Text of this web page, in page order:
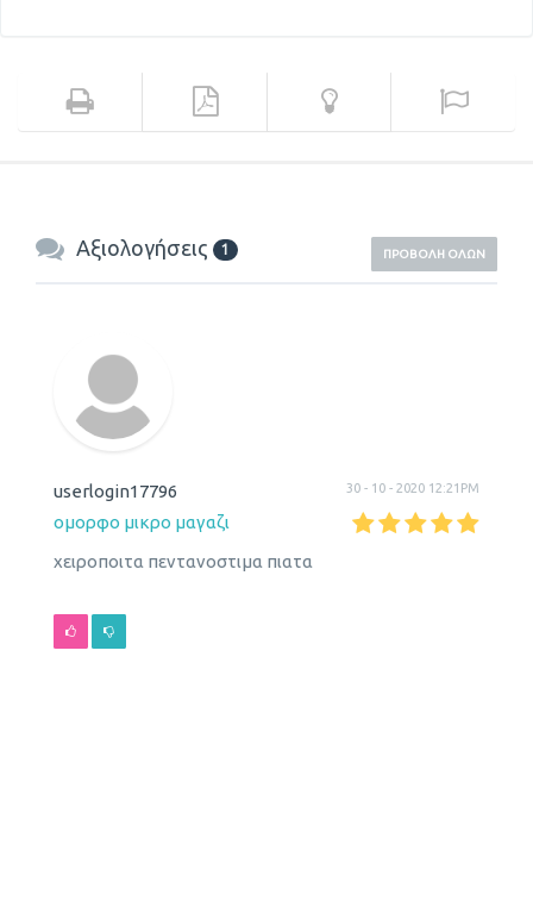
Αξιολογήσεις 1 ΠΡΟΒΟΛΉ ΌΛΩΝ
userlogin17796 30 - 10 - 2020 12:21PM
ομορφο μικρο μαγαζι
χειροποιτα πεντανοστιμα πιατα